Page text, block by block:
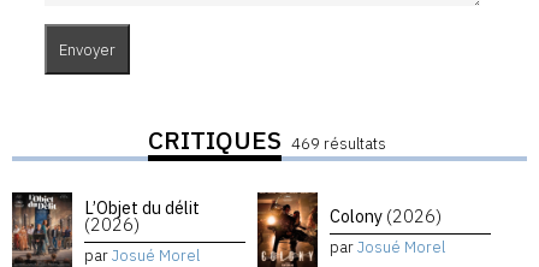
CRITIQUES 469 résultats
L’Objet du délit
(2026)
parJosué Morel
Colony (2026)
parJosué Morel